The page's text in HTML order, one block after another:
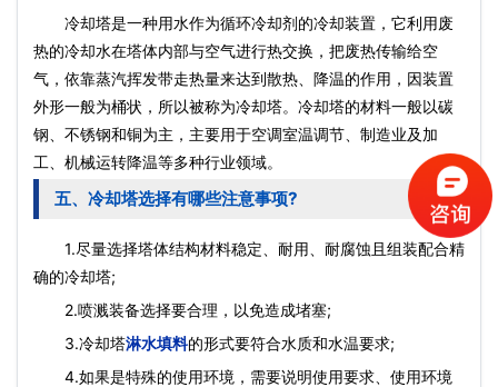
冷却塔是一种用水作为循环冷却剂的冷却装置，它利用废
热的冷却水在塔体内部与空气进行热交换，把废热传输给空
气，依靠蒸汽挥发带走热量来达到散热、降温的作用，因装置
外形一般为桶状，所以被称为冷却塔。冷却塔的材料一般以碳
钢、不锈钢和铜为主，主要用于空调室温调节、制造业及加
工、机械运转降温等多种行业领域。
五、冷却塔选择有哪些注意事项?
1.尽量选择塔体结构材料稳定、耐用、耐腐蚀且组装配合精
确的冷却塔;
2.喷溅装备选择要合理，以免造成堵塞;
3.冷却塔淋水填料的形式要符合水质和水温要求;
4.如果是特殊的使用环境，需要说明使用要求、使用环境